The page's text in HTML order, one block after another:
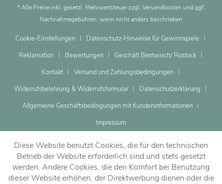
* Alle Preise inkl. gesetzl. Mehrwertsteuer zzgl. Versandkosten und ggf.
Nachnahmegebühren, wenn nicht anders beschrieben
Cookie-Einstellungen
Datenschutz-Hinweise für Gewinnspiele
Reklamation
Bewertungen
Geschäft Bentwisch/ Rostock
Kontakt
Versand und Zahlungsbedingungen
Widerrufsbelehrung & Widerrufsformular
Datenschutzerklärung
Allgemeine Geschäftsbedingungen mit Kundeninformationen
Impressum
Diese Website benutzt Cookies, die für den technischen
Betrieb der Website erforderlich sind und stets gesetzt
werden. Andere Cookies, die den Komfort bei Benutzung
dieser Website erhöhen, der Direktwerbung dienen oder die